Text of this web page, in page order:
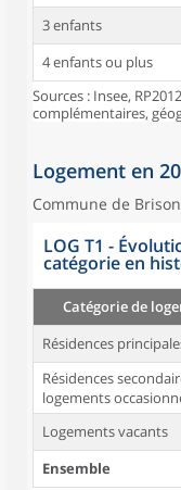
3 enfants
4 enfants ou plus
Sources : Insee,
complémentaires,
Logement en
Commune de
LOG T1 -
catégorie en
Catégorie de
Résidences
Résidences
logements
Logements vacants
Ensemble